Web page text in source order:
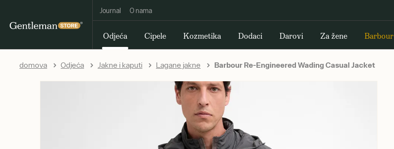
Journal O nama
Odjeća Cipele Kozmetika Dodaci Darovi Za žene Barbour
domova Odjeća Jakne i kaputi Lagane jakne Barbour Re-Engineered Wading Casual Jacket